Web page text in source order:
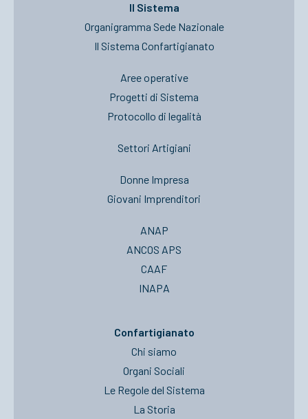
Il Sistema
Organigramma Sede Nazionale
Il Sistema Confartigianato
Aree operative
Progetti di Sistema
Protocollo di legalità
Settori Artigiani
Donne Impresa
Giovani Imprenditori
ANAP
ANCOS APS
CAAF
INAPA
Confartigianato
Chi siamo
Organi Sociali
Le Regole del Sistema
La Storia